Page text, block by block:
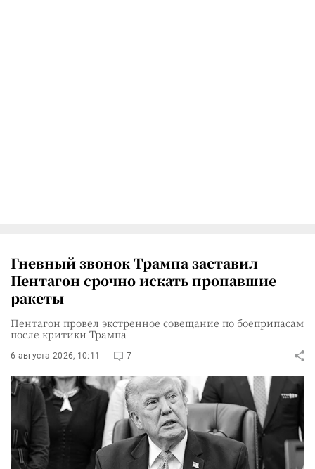
Гневный звонок Трампа заставил
Пентагон срочно искать пропавшие
ракеты
Пентагон провел экстренное совещание по боеприпасам
после критики Трампа
6 августа 2026, 10:11 7